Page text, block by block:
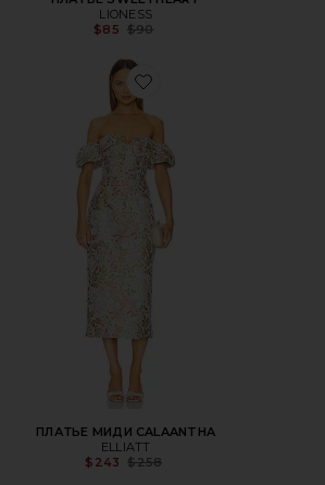
LIONESS
$85 Previous price:
$90
Favorite ПЛАТЬЕ МИДИ
ПЛАТЬЕ МИДИ CALAANTHA
ELLIATT
$243
Previous price:
$258